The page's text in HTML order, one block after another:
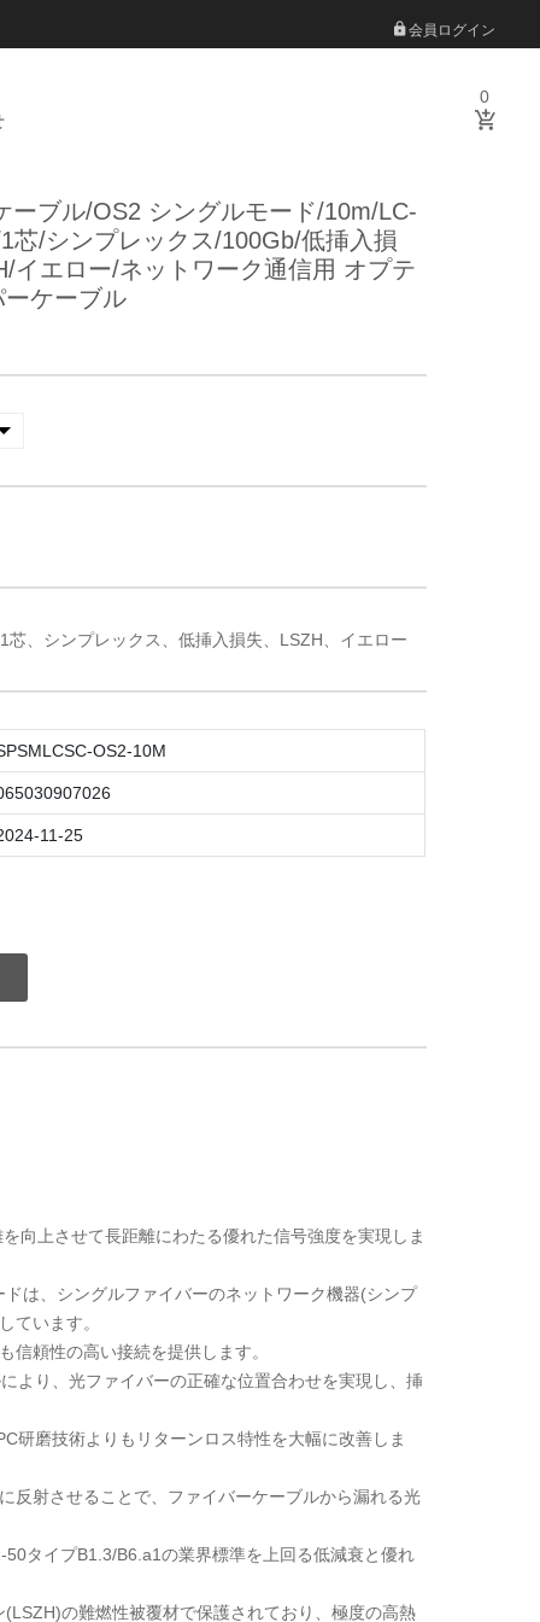
会員ログイン
0
ーブル/OS2 シングルモード/10m/LC-
芯/シンプレックス/100Gb/低挿入損
イエロー/ネットワーク通信用 オプテ
ーケーブル
芯、シンプレックス、低挿入損失、LSZH、イエロー
OS2-10M
11-25
向上させて長距離にわたる優れた信号強度を実現しま
は、シングルファイバーのネットワーク機器(シンプ
ています。
頼性の高い接続を提供します。
より、光ファイバーの正確な位置合わせを実現し、挿
研磨技術よりもリターンロス特性を大幅に改善しま
反射させることで、ファイバーケーブルから漏れる光
タイプB1.3/B6.a1の業界標準を上回る低減衰と優れ
の難燃性被覆材で保護されており、極度の高熱